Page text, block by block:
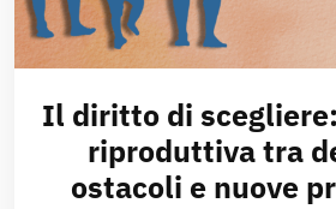
Il diritto di
riproduttiva tra
ostacoli e nuove